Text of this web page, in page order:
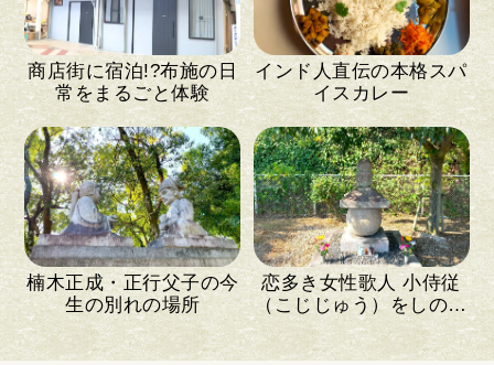
商店街に宿泊!?布施の日
常をまるごと体験
インド人直伝の本格スパ
イスカレー
楠木正成・正行父子の今
生の別れの場所
恋多き女性歌人 小侍従
（こじじゅう）をしのぶ
小さな塚